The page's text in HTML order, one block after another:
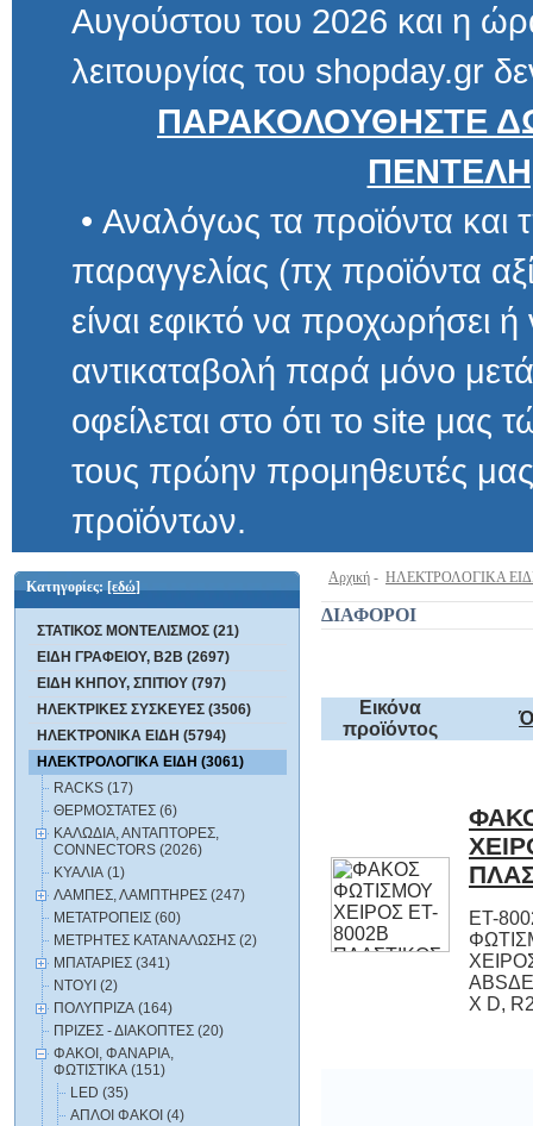
Αυγούστου του 2026 και η
λειτουργίας του shopday.gr
ΠΑΡΑΚΟΛΟΥΘΗΣΤΕ
• Αναλόγως τα προϊόντα και
παραγγελίας (πχ προϊόντα αξίας
είναι εφικτό να προχωρήσει ή να
αντικαταβολή παρά μόνο μετά
οφείλεται στο ότι το site μας τώρα
τους πρώην προμηθευτές μας
προϊόντων.
Κατηγορίες:[εδώ]
ΣΤΑΤΙΚΟΣ ΜΟΝΤΕΛΙΣΜΟΣ (21)
ΕΙΔΗ ΓΡΑΦΕΙΟΥ, B2B (2697)
ΕΙΔΗ ΚΗΠΟΥ, ΣΠΙΤΙΟΥ (797)
ΗΛΕΚΤΡΙΚΕΣ ΣΥΣΚΕΥΕΣ (3506)
ΗΛΕΚΤΡΟΝΙΚΑ ΕΙΔΗ (5794)
ΗΛΕΚΤΡΟΛΟΓΙΚΑ ΕΙΔΗ (3061)
RACKS (17)
ΘΕΡΜΟΣΤΑΤΕΣ (6)
ΚΑΛΩΔΙΑ, ΑΝΤΑΠΤΟΡΕΣ,
CONNECTORS (2026)
ΚΥΑΛΙΑ (1)
ΛΑΜΠΕΣ, ΛΑΜΠΤΗΡΕΣ (247)
ΜΕΤΑΤΡΟΠΕΙΣ (60)
ΜΕΤΡΗΤΕΣ ΚΑΤΑΝΑΛΩΣΗΣ (2)
ΜΠΑΤΑΡΙΕΣ (341)
ΝΤΟΥΙ (2)
ΠΟΛΥΠΡΙΖΑ (164)
ΠΡΙΖΕΣ - ΔΙΑΚΟΠΤΕΣ (20)
ΦΑΚΟΙ, ΦΑΝΑΡΙΑ,
ΦΩΤΙΣΤΙΚΑ (151)
LED (35)
ΑΠΛΟΙ ΦΑΚΟΙ (4)
Αρχική - ΗΛΕΚΤΡΟΛΟΓΙΚΑ
ΔΙΑΦΟΡΟΙ
Εικόνα
προϊόντος
ET-
X D,